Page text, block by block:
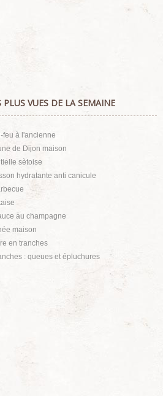
PLUS VUES DE LA SEMAINE
feu à l'ancienne
de Dijon maison
sètoise
hydratante anti canicule
au champagne
maison
en tranches
: queues et épluchures